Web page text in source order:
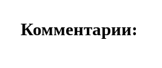
Комментарии: